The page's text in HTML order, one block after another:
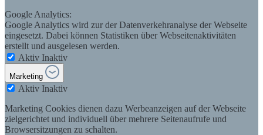
Google Analytics:
Google Analytics wird zur der Datenverkehranalyse der Webseite
eingesetzt. Dabei können Statistiken über Webseitenaktivitäten
erstellt und ausgelesen werden.
Aktiv Inaktiv
Marketing
Aktiv Inaktiv
Marketing Cookies dienen dazu Werbeanzeigen auf der Webseite
zielgerichtet und individuell über mehrere Seitenaufrufe und
Browsersitzungen zu schalten.